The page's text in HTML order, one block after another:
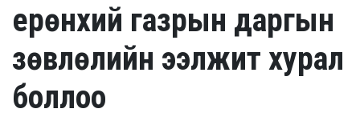
ерөнхий газрын даргын
зөвлөлийн ээлжит хурал
боллоо